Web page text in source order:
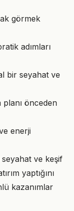
görmek
adımları
bir seyahat ve
önceden
enerji
seyahat ve keşif
yaptığını
kazanımlar